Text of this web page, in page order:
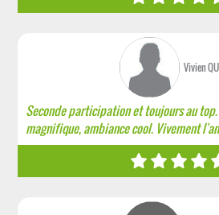
Vivien
Seconde participation et toujours au
magnifique, ambiance cool. Vivement